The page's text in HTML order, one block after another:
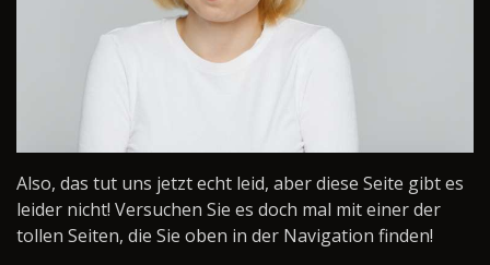
Also, das tut uns jetzt echt leid, aber diese Seite gibt es
leider nicht! Versuchen Sie es doch mal mit einer der
tollen Seiten, die Sie oben in der Navigation finden!